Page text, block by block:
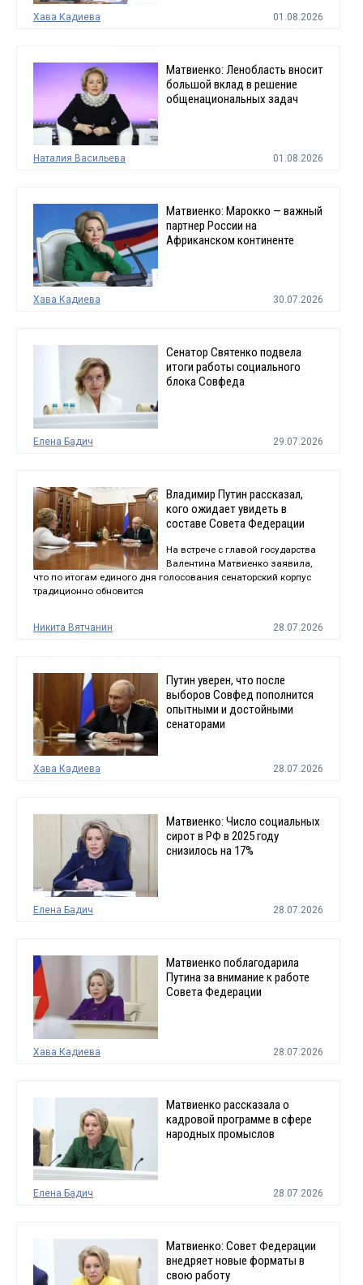
Хава Кадиева 01.08.2026
Матвиенко: Ленобласть вносит
большой вклад в решение
общенациональных задач
Наталия Васильева 01.08.2026
Матвиенко: Марокко — важный
партнер России на
Африканском континенте
Хава Кадиева 30.07.2026
Сенатор Святенко подвела
итоги работы социального
блока Совфеда
Елена Бадич 29.07.2026
Владимир Путин рассказал,
кого ожидает увидеть в
составе Совета Федерации
На встрече с главой государства
Валентина Матвиенко заявила,
что по итогам единого дня голосования сенаторский корпус
традиционно обновится
Никита Вятчанин 28.07.2026
Путин уверен, что после
выборов Совфед пополнится
опытными и достойными
сенаторами
Хава Кадиева 28.07.2026
Матвиенко: Число социальных
сирот в РФ в 2025 году
снизилось на 17%
Елена Бадич 28.07.2026
Матвиенко поблагодарила
Путина за внимание к работе
Совета Федерации
Хава Кадиева 28.07.2026
Матвиенко рассказала о
кадровой программе в сфере
народных промыслов
Елена Бадич 28.07.2026
Матвиенко: Совет Федерации
внедряет новые форматы в
свою работу